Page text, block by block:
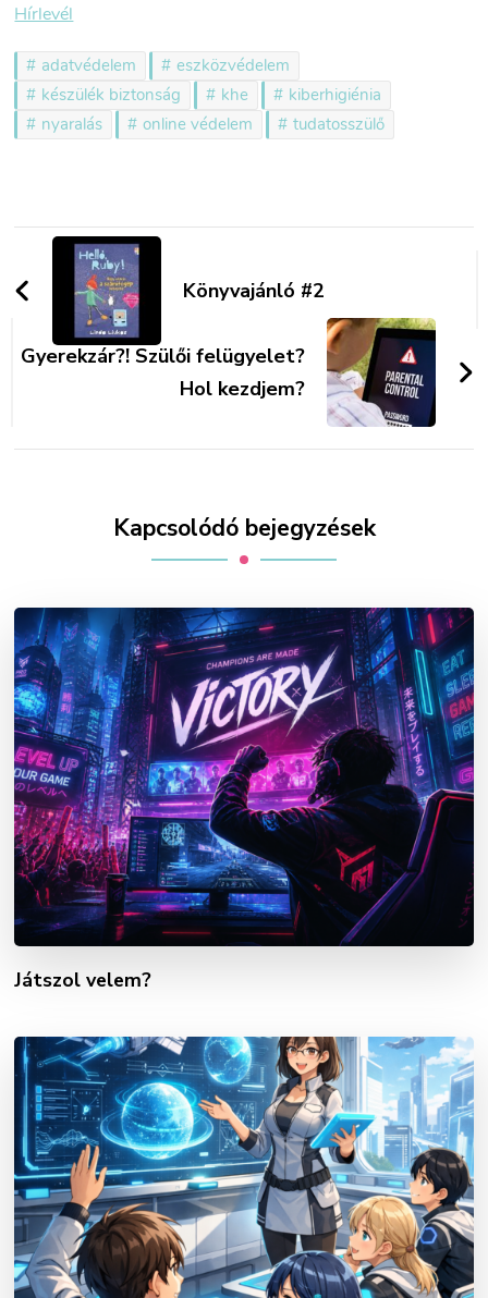
Hírlevél
adatvédelem
eszközvédelem
készülék biztonság
khe
kiberhigiénia
nyaralás
online védelem tudatosszülő
Bejegyzések
navigációjaKönyvajánló #2
Gyerekzár?! Szülői felügyelet?
Hol kezdjem?
Kapcsolódó bejegyzések
Játszol velem?